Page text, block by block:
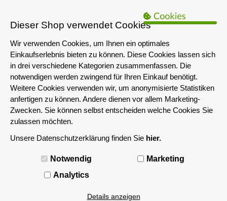
Das servershop-bayern.de Angebot richtet sich nur an
Unternehmen i.S.d. § 14 BGB sowie die öffentliche Hand. Ein Verkauf
an Privatpersonen ist nicht möglich.
MENÜ
Dieser Shop verwendet Cookies
Wir verwenden Cookies, um Ihnen ein optimales
Einkaufserlebnis bieten zu können. Diese Cookies lassen sich
in drei verschiedene Kategorien zusammenfassen. Die
notwendigen werden zwingend für Ihren Einkauf benötigt.
Weitere Cookies verwenden wir, um anonymisierte Statistiken
anfertigen zu können. Andere dienen vor allem Marketing-
Zwecken. Sie können selbst entscheiden welche Cookies Sie
zulassen möchten.
Unsere Datenschutzerklärung finden Sie hier.
Notwendig
Marketing
Analytics
Details anzeigen